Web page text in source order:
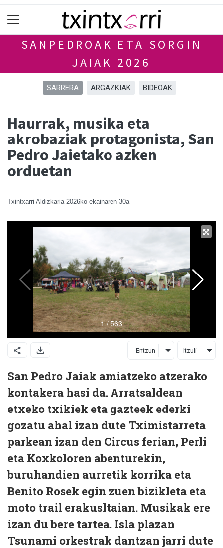
SANPEDROAK ETA SORGIN
JAIAK 2026
SARRERA ARGAZKIAK BIDEOAK
Haurrak, musika eta
akrobaziak protagonista, San
Pedro Jaietako azken
orduetan
Txintxarri Aldizkaria 2026ko ekainaren 30a
Entzun Itzuli
San Pedro Jaiak amiatzeko atzerako
kontakera hasi da. Arratsaldean
etxeko txikiek eta gazteek ederki
gozatu ahal izan dute Tximistarreta
parkean izan den Circus ferian, Perli
eta Koxkoloren abenturekin,
buruhandien aurretik korrika eta
Benito Rosek egin zuen bizikleta eta
moto trail erakusltaian. Musikak ere
izan du bere tartea. Isla plazan
Tsunami orkestrak dantzan jarri dute